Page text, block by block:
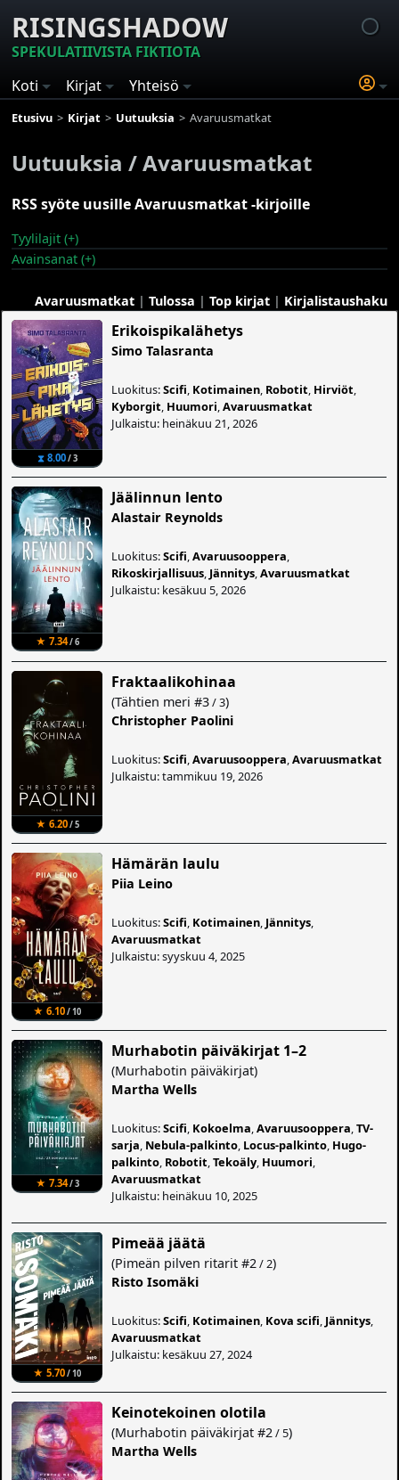
RISINGSHADOW
SPEKULATIIVISTA FIKTIOTA
Koti
Kirjat Yhteisö
Etusivu Kirjat Uutuuksia Avaruusmatkat
Uutuuksia / Avaruusmatkat
RSS syöte uusille Avaruusmatkat -kirjoille
Tyylilajit (+)
Avainsanat (+)
Avaruusmatkat| Tulossa | Top kirjat| Kirjalistaushaku
⧗ 8.00/ 3
Erikoispikalähetys
Simo Talasranta
Luokitus:Scifi Kotimainen Robotit Hirviöt
Kyborgit Huumori ,Avaruusmatkat
Julkaistu: heinäkuu 21, 2026
★ 7.34/ 6
Jäälinnun lento
Alastair Reynolds
Luokitus:Scifi ,Avaruusooppera
Rikoskirjallisuus Jännitys ,Avaruusmatkat
Julkaistu: kesäkuu 5, 2026
★ 6.20/ 5
Fraktaalikohinaa
(Tähtien meri #3/ 3)
Christopher Paolini
Luokitus:Scifi ,Avaruusooppera ,Avaruusmatkat
Julkaistu: tammikuu 19, 2026
★ 6.10/ 10
Hämärän laulu
Piia Leino
Luokitus:Scifi Kotimainen Jännitys
Avaruusmatkat
Julkaistu: syyskuu 4, 2025
★ 7.34/ 3
Murhabotin päiväkirjat 1–2
(Murhabotin päiväkirjat)
Martha Wells
Luokitus:Scifi Kokoelma ,Avaruusooppera ,TV-
sarja Nebula-palkinto Locus-palkinto Hugo-
palkinto Robotit ,Tekoäly, Huumori
Avaruusmatkat
Julkaistu: heinäkuu 10, 2025
★ 5.70/ 10
Pimeää jäätä
(Pimeän pilven ritarit #2 / 2)
Risto Isomäki
Luokitus:Scifi Kotimainen Kova scifi Jännitys
Avaruusmatkat
Julkaistu: kesäkuu 27, 2024
Keinotekoinen olotila
(Murhabotin päiväkirjat #2 / 5)
Martha Wells